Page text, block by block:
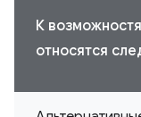
К
относятся